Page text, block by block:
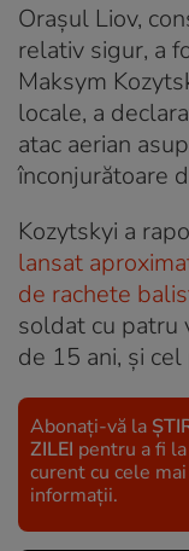
Orașul Liov,
relativ sigur, a
Maksym
locale, a
atac aerian
înconjurătoare
Kozytskyi a
lansat
de rachete
soldat cu patru
de 15 ani, și
Abonați-vă la
ZILEI pentru a fi la
curent cu cele
informații.